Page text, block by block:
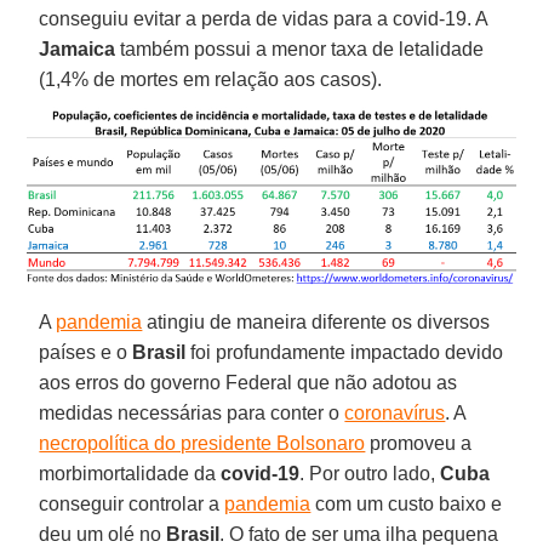
conseguiu evitar a perda de vidas para a covid-19. A
Jamaica também possui a menor taxa de letalidade
(1,4% de mortes em relação aos casos).
A pandemia atingiu de maneira diferente os diversos
países e o Brasil foi profundamente impactado devido
aos erros do governo Federal que não adotou as
medidas necessárias para conter ocoronavírus. A
necropolítica do presidente Bolsonaro promoveu a
morbimortalidade dacovid-19. Por outro lado,Cuba
conseguir controlar a pandemia com um custo baixo e
deu um olé no Brasil . O fato de ser uma ilha pequena